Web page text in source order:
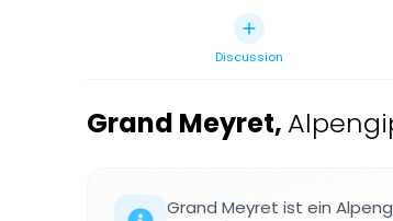
Discussion
Grand Meyret,
Grand Meyret ist ein